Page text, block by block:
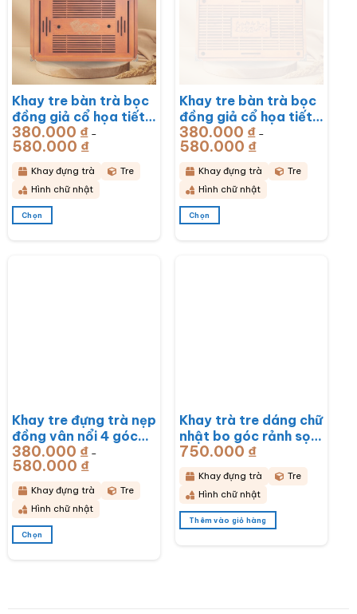
Khay tre bàn trà bọc
đồng giả cổ họa tiết
Rồng Phú Quý
51x33x6cm BT-
KDT17
380.000 ₫ –
580.000 ₫Khoảng
giá:
từ
380.000 ₫
đến
580.000 ₫
Khay đựng trà
Tre
Hình chữ nhật
Chọn
trên
trang
sản
phẩm
Khay tre bàn trà bọc
đồng giả cổ họa tiết
Mã Đáo Thành Công
43x28x6cm BT-
KDT16
380.000 ₫ –
580.000 ₫Khoảng
giá:
từ
380.000 ₫
đến
580.000 ₫
Khay đựng trà
Tre
Hình chữ nhật
Chọn
trên
trang
sản
Khay tre đựng trà nẹp
đồng vân nổi 4 góc
khắc hoa lan
43x28x6cm BT-
KDT15
380.000 ₫ –
580.000 ₫Khoảng
giá:
từ
380.000 ₫
đến
580.000 ₫
Khay đựng trà
Tre
Hình chữ nhật
Chọn
Khay trà tre dáng chữ
nhật bo góc rảnh sọc
50x28x3cm BT-
KDT14
750.000 ₫
Khay đựng trà
Tre
Hình chữ nhật
Thêm vào giỏ hàng